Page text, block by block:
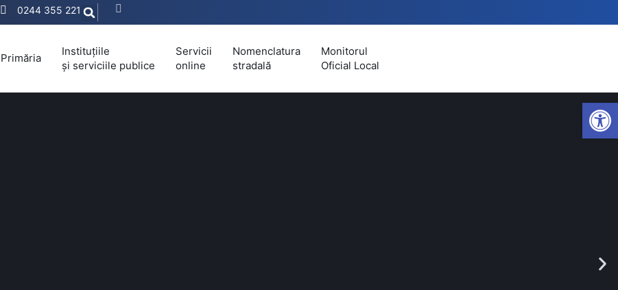
0244 355 221
Primăria
Instituțiile
și serviciile publice
Servicii
online
Nomenclatura
stradală
Monitorul
Oficial Local